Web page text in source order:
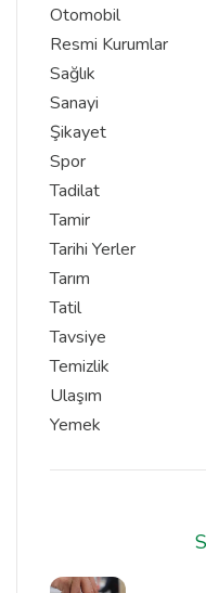
Otomobil
Resmi Kurumlar
Sağlık
Sanayi
Şikayet
Spor
Tadilat
Tamir
Tarihi Yerler
Tarım
Tatil
Tavsiye
Temizlik
Ulaşım
Yemek